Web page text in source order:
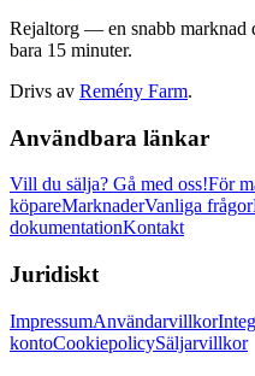
Rejaltorg — en snabb marknad
bara 15 minuter.
Drivs av Remény Farm.
Användbara länkar
Vill du sälja? Gå med oss!För
köpareMarknaderVanliga frågor
dokumentationKontakt
Juridiskt
ImpressumAnvändarvillkor
kontoCookiepolicySäljarvillkor